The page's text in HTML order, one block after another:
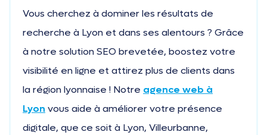
Vous cherchez à dominer les résultats de
recherche à Lyon et dans ses alentours ? Grâce
à notre solution SEO brevetée, boostez votre
visibilité en ligne et attirez plus de clients dans
la région lyonnaise ! Notre agence web à
Lyon vous aide à améliorer votre présence
digitale, que ce soit à Lyon, Villeurbanne,